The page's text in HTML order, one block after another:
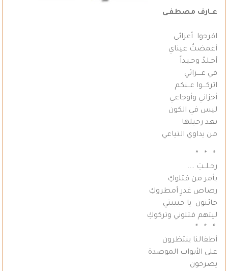
عــارف مصطفـى
افرحوا أعزائي
أغمضتُ عيناي
أخـلـدُ وحـيـداً
في عــــزائي
اتركـــوا عــنكم
أحزاني وأوجاعي
ليس في الكون
بعد رحيلها
من يداوي التياعي
* * *
رحـلــتِ ….
بأمر من قتلوكِ
رصاص غدرٍ أمطروكِ
خائنون يا حبيبتي
ليتهم قتلوني وتركوكِ
* * *
أطفالنا ينتظرون
على الأبواب الموصدة
يصرخون